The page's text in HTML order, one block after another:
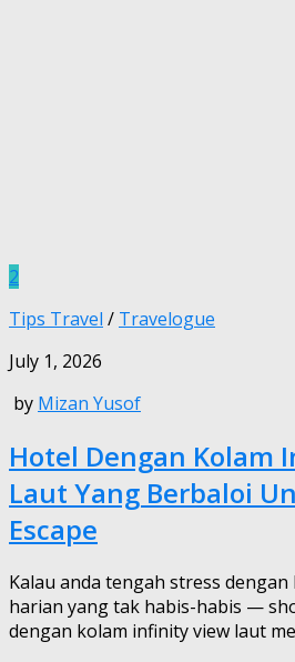
2
Tips Travel / Travelogue
July 1, 2026
by Mizan Yusof
Hotel Dengan Kolam
Laut Yang Berbaloi
Escape
Kalau anda tengah stress
harian yang tak habis-habis —
dengan kolam infinity view laut